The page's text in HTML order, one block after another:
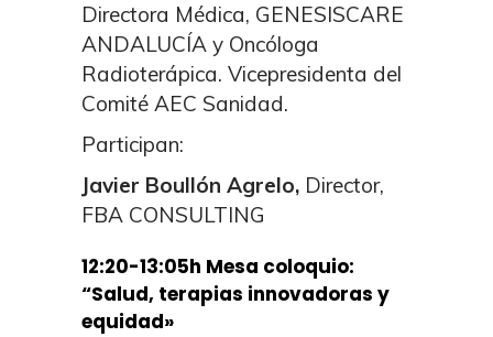
Directora Médica, GENESISCARE
ANDALUCÍA y Oncóloga
Radioterápica. Vicepresidenta del
Comité AEC Sanidad.
Participan:
Javier Boullón Agrelo, Director,
FBA CONSULTING
12:20-13:05h Mesa coloquio:
“Salud, terapias innovadoras y
equidad»